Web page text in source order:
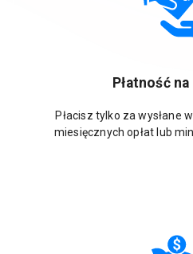
Płatność
Płacisz tylko za wysłane
miesięcznych opłat lub